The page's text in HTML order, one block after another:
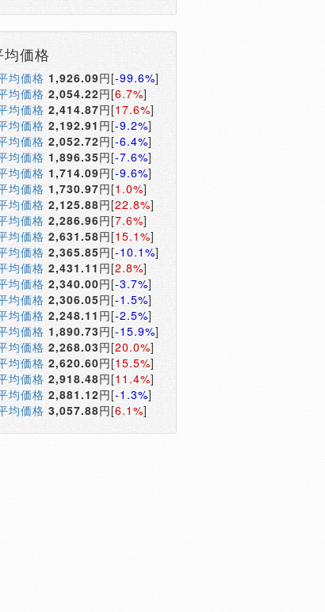
価格
均価格 1,926.09円[-99.6%]
均価格 2,054.22円[6.7%]
均価格 2,414.87円[17.6%]
均価格 2,192.91 円[-9.2%]
均価格 2,052.72円[-6.4%]
均価格 1,896.35円[-7.6%]
均価格 1,714.09円[-9.6%]
均価格 1,730.97円[1.0%]
均価格 2,125.88円[22.8%]
均価格 2,286.96円[7.6%]
均価格 2,631.58円[15.1%]
均価格 2,365.85円[-10.1%]
均価格 2,431.11 円[2.8%]
均価格 2,340.00円[-3.7%]
均価格 2,306.05円[-1.5%]
均価格 2,248.11 円[-2.5%]
均価格 1,890.73円[-15.9%]
均価格 2,268.03円[20.0%]
均価格 2,620.60円[15.5%]
均価格 2,918.48円[11.4%]
均価格 2,881.12円[-1.3%]
均価格 3,057.88円[6.1%]